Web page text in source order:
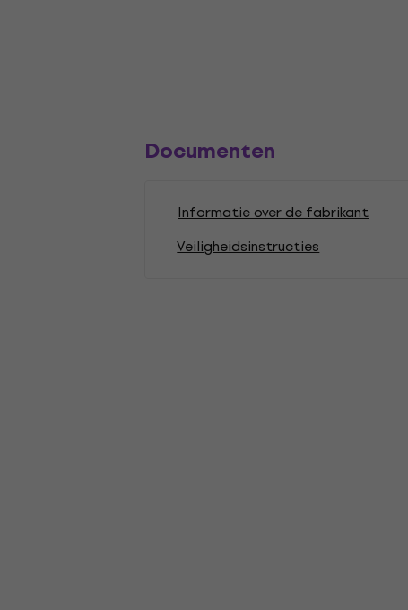
Documenten
Informatie over de fabrikant
Veiligheidsinstructies